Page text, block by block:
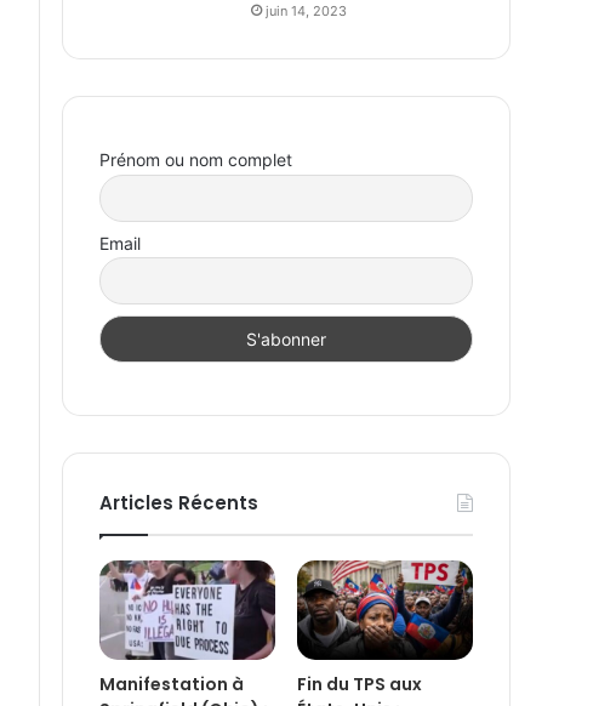
juin 14, 2023
Prénom ou nom complet
Email
Articles Récents
Manifestation à
Fin du TPS aux